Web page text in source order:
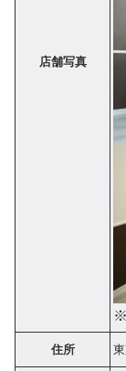
店舗写真
※
住所